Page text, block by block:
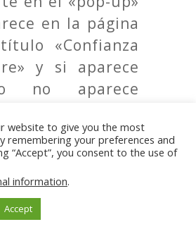
en la página
«Confianza
y si aparece
no aparece
antes de que
puedes
a
el acceso.
website to give you the most
remembering your preferences and
“Accept”, you consent to the use of
information.
Accept